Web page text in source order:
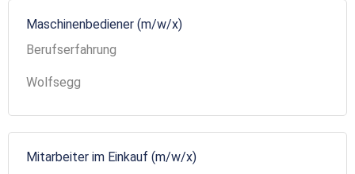
Maschinenbediener (m/w/x)
Berufserfahrung
Wolfsegg
Mitarbeiter im Einkauf (m/w/x)